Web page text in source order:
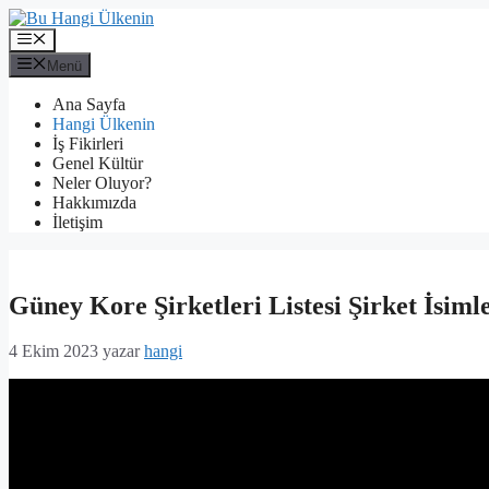
İçeriğe
atla
Menü
Menü
Ana Sayfa
Hangi Ülkenin
İş Fikirleri
Genel Kültür
Neler Oluyor?
Hakkımızda
İletişim
Güney Kore Şirketleri Listesi Şirket
4 Ekim 2023 yazarhangi